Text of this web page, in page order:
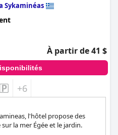
Sykaminéas
À partir de 41 $
+6
l'hôtel propose des
la mer Égée et le jardin.